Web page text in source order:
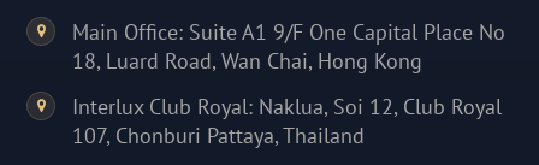
Main Office: Suite A1 9/F One Capital Place No
18, Luard Road, Wan Chai, Hong Kong
Interlux Club Royal: Naklua, Soi 12, Club Royal
107, Chonburi Pattaya, Thailand